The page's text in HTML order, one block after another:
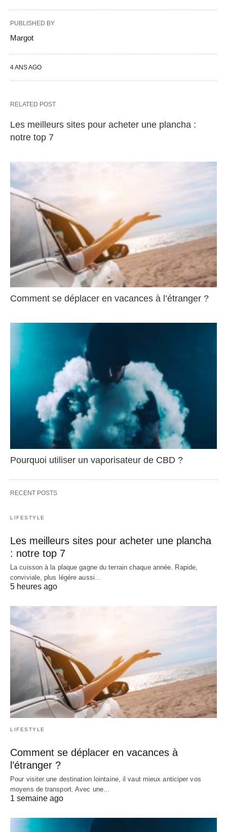
PUBLISHED BY
Margot
4 ANS AGO
RELATED POST
Les meilleurs sites pour acheter une plancha :
notre top 7
Comment se déplacer en vacances à l’étranger ?
Pourquoi utiliser un vaporisateur de CBD ?
RECENT POSTS
LIFESTYLE
Les meilleurs sites pour acheter une plancha
: notre top 7
La cuisson à la plaque gagne du terrain chaque année. Rapide,
conviviale, plus légère aussi…
5 heures ago
LIFESTYLE
Comment se déplacer en vacances à
l’étranger ?
Pour visiter une destination lointaine, il vaut mieux anticiper vos
moyens de transport. Avec une…
1 semaine ago